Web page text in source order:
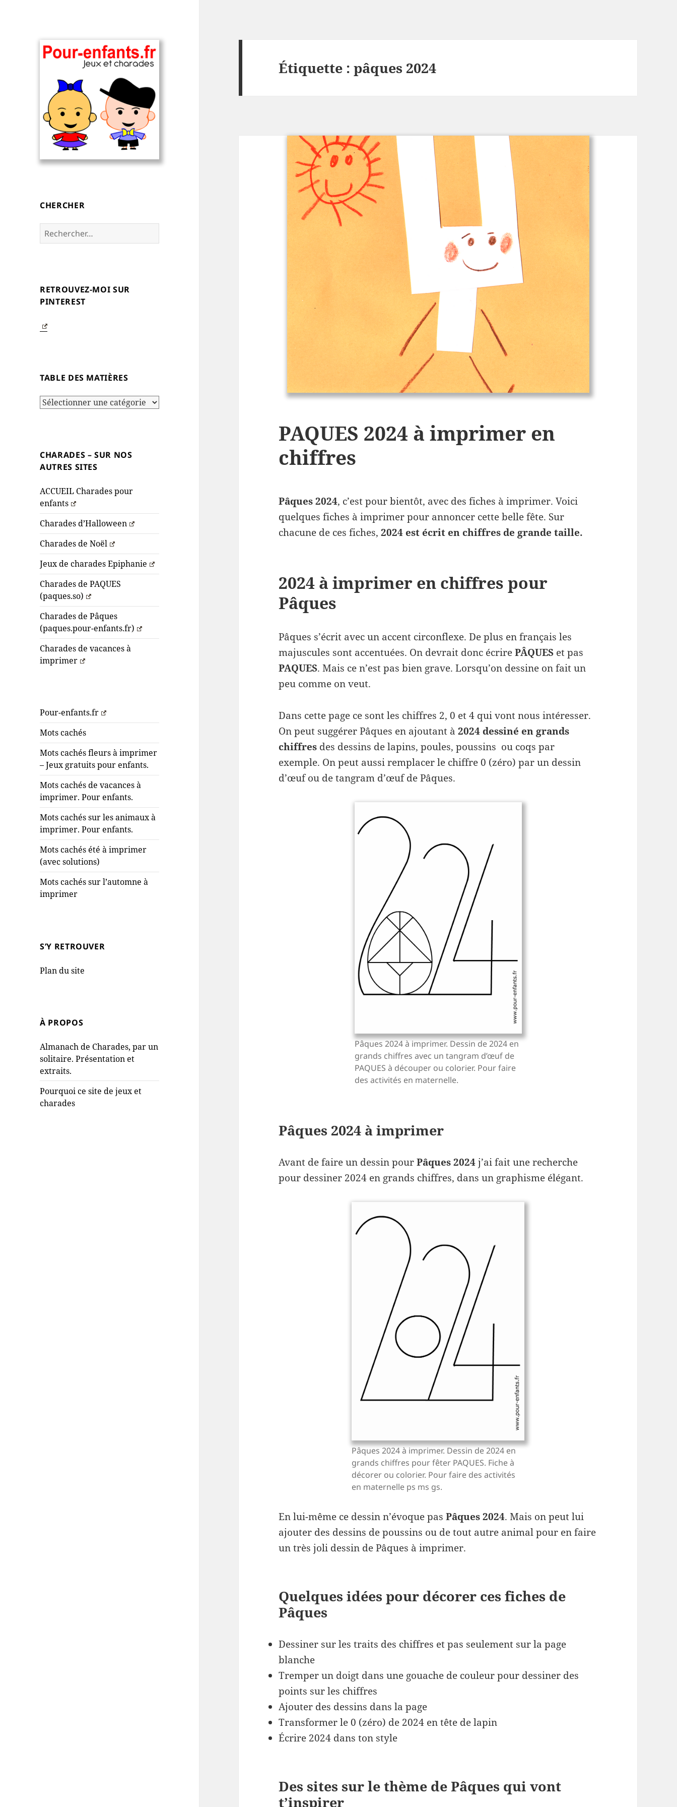
devinettes, pour
enfants.
CHERCHER
Rechercher :
RETROUVEZ-MOI SUR
PINTEREST
TABLE DES MATIÈRES
Table
CHARADES – SUR NOS
AUTRES SITES
ACCUEIL Charades pour
enfants
Charades d’Halloween
Charades de Noël
Jeux de charades Epiphanie
Charades de PAQUES
(paques.so)
Charades de Pâques
(paques.pour-enfants.fr)
Charades de vacances à
imprimer
Pour-enfants.fr
Mots cachés
Mots cachés fleurs à imprimer
– Jeux gratuits pour enfants.
Mots cachés de vacances à
imprimer. Pour enfants.
Mots cachés sur les animaux à
imprimer. Pour enfants.
Mots cachés été à imprimer
(avec solutions)
Mots cachés sur l’automne à
imprimer
S’Y RETROUVER
Plan du site
À PROPOS
Almanach de Charades, par un
solitaire. Présentation et
extraits.
Pourquoi ce site de jeux et
charades
Étiquette :pâques 2024
PAQUES 2024 à imprimer en
chiffres
Pâques 2024, c’est pour bientôt, avec des fiches à imprimer. Voici
quelques fiches à imprimer pour annoncer cette belle fête. Sur
chacune de ces fiches,2024 est écrit en chiffres de grande taille.
2024 à imprimer en chiffres pour
Pâques
Pâques s’écrit avec un accent circonflexe. De plus en français les
majuscules sont accentuées. On devrait donc écrirePÂQUES et pas
PAQUES. Mais ce n’est pas bien grave. Lorsqu’on dessine on fait un
peu comme on veut.
Dans cette page ce sont les chiffres 2, 0 et 4 qui vont nous intéresser.
On peut suggérer Pâques en ajoutant à2024 dessiné en grands
chiffres des dessins de lapins, poules, poussins ou coqs par
exemple. On peut aussi remplacer le chiffre 0 (zéro) par un dessin
d’œuf ou de tangram d’œuf de Pâques.
Pâques 2024 à imprimer. Dessin de 2024 en
grands chiffres avec un tangram d’œuf de
PAQUES à découper ou colorier. Pour faire
des activités en maternelle.
Pâques 2024 à imprimer
Avant de faire un dessin pourPâques 2024j’ai fait une recherche
pour dessiner 2024 en grands chiffres, dans un graphisme élégant.
Pâques 2024 à imprimer. Dessin de 2024 en
grands chiffres pour fêter PAQUES. Fiche à
décorer ou colorier. Pour faire des activités
en maternelle ps ms gs.
En lui-même ce dessin n’évoque pasPâques 2024. Mais on peut lui
ajouter des dessins de poussins ou de tout autre animal pour en faire
un très joli dessin de Pâques à imprimer.
Quelques idées pour décorer ces fiches de
Pâques
Dessiner sur les traits des chiffres et pas seulement sur la page
blanche
Tremper un doigt dans une gouache de couleur pour dessiner des
points sur les chiffres
Ajouter des dessins dans la page
Transformer le 0 (zéro) de 2024 en tête de lapin
Écrire 2024 dans ton style
Des sites sur le thème de Pâques qui vont
t’inspirer